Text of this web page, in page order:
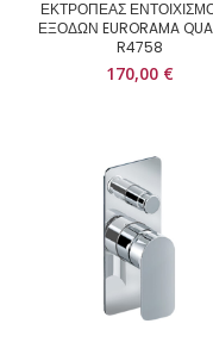
ΕΚΤΡΟΠΕΑΣ
ΕΞΟΔΩΝ EURORAMA
R4758
170,00 €